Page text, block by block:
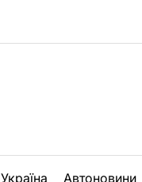
Україна Автоновини